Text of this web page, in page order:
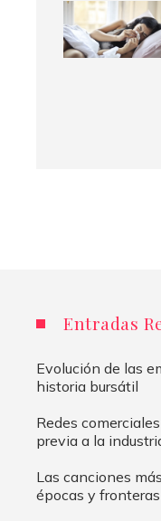
Entradas
Evolución de las
historia bursátil
Redes
previa a la
Las canciones
épocas y